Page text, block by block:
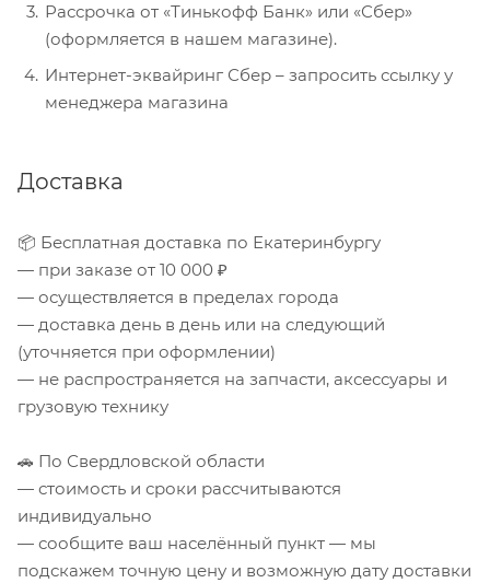
Рассрочка от «Тинькофф Банк» или «Сбер»
(оформляется в нашем магазине).
Интернет-эквайринг Сбер – запросить ссылку у
менеджера магазина
Доставка
📦 Бесплатная доставка по Екатеринбургу
— при заказе от 10 000 ₽
— осуществляется в пределах города
— доставка день в день или на следующий
(уточняется при оформлении)
— не распространяется на запчасти, аксессуары и
грузовую технику
🚗 По Свердловской области
— стоимость и сроки рассчитываются
индивидуально
— сообщите ваш населённый пункт — мы
подскажем точную цену и возможную дату доставки